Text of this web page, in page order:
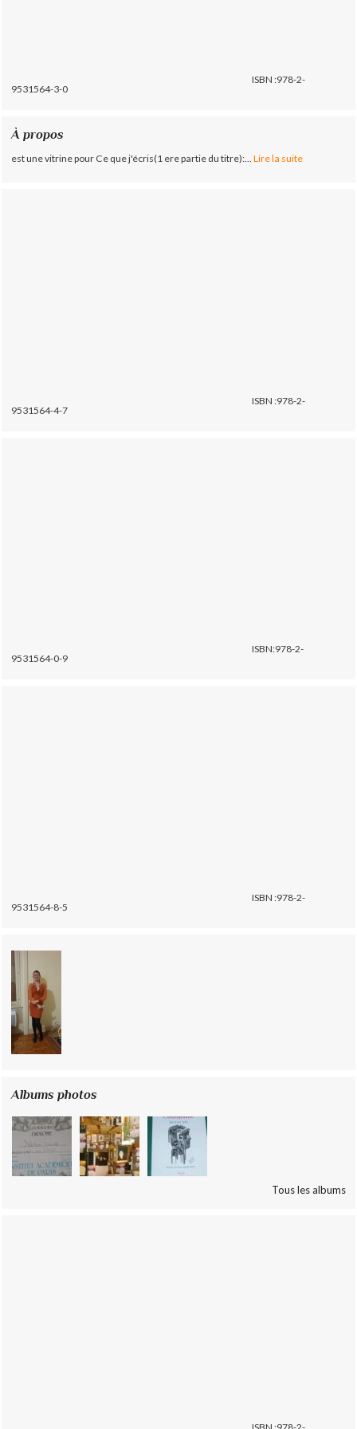
ISBN :978-2-
9531564-3-0
À propos
est une vitrine pour Ce que j'écris(1 ere partie du titre):... Lire la suite
ISBN :978-2-
9531564-4-7
ISBN:978-2-
9531564-0-9
ISBN :978-2-
9531564-8-5
Albums photos
Tous les albums